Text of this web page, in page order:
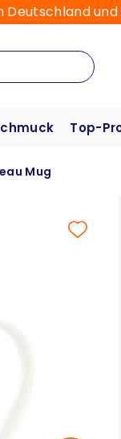
Deutschland
Top-
Mug